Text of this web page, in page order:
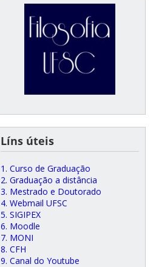
Líns úteis
1. Curso de Graduação
2. Graduação a distância
3. Mestrado e Doutorado
4. Webmail UFSC
5. SIGIPEX
6. Moodle
7. MONI
8. CFH
9. Canal do Youtube